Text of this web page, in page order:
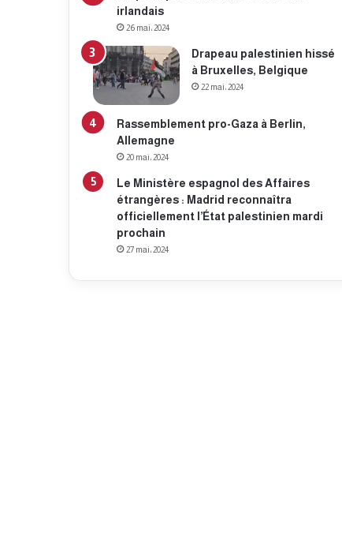
irlandais
26 mai، 2024
Drapeau palestinien hissé
à Bruxelles, Belgique
22 mai، 2024
Rassemblement pro-Gaza à Berlin,
Allemagne
20 mai، 2024
Le Ministère espagnol des Affaires
étrangères : Madrid reconnaîtra
officiellement l’État palestinien mardi
prochain
27 mai، 2024